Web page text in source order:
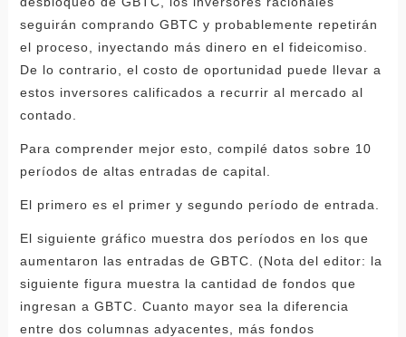
seguirán comprando GBTC y probablemente repetirán
el proceso, inyectando más dinero en el fideicomiso.
De lo contrario, el costo de oportunidad puede llevar a
estos inversores calificados a recurrir al mercado al
contado.
Para comprender mejor esto, compilé datos sobre 10
períodos de altas entradas de capital.
El primero es el primer y segundo período de entrada.
El siguiente gráfico muestra dos períodos en los que
aumentaron las entradas de GBTC. (Nota del editor: la
siguiente figura muestra la cantidad de fondos que
ingresan a GBTC. Cuanto mayor sea la diferencia
entre dos columnas adyacentes, más fondos